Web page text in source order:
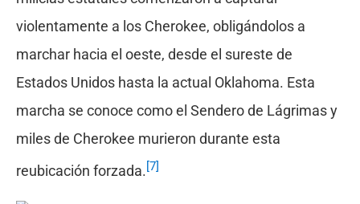
violentamente a los Cherokee, obligándolos a
marchar hacia el oeste, desde el sureste de
Estados Unidos hasta la actual Oklahoma. Esta
marcha se conoce como el Sendero de Lágrimas y
miles de Cherokee murieron durante esta
reubicación forzada.[7]